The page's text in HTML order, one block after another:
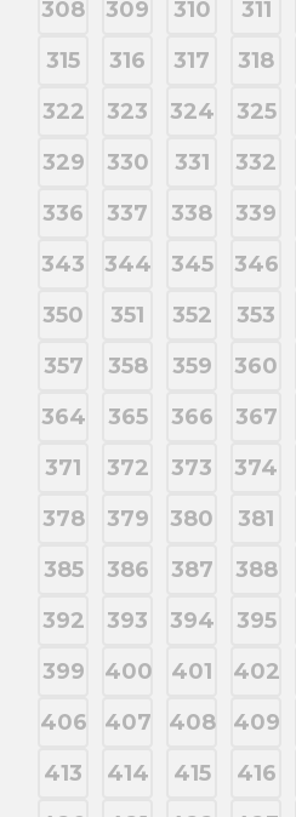
308
309 310 311
315
316 317 318
322
323 324 325
329
330 331 332
336
337 338 339
343
344 345 346
350
351 352 353
357
358 359 360
364
365 366 367
371
372 373 374
378
379 380 381
385
386 387 388
392
393 394 395
399
400 401 402
406
407 408 409
413
414 415 416